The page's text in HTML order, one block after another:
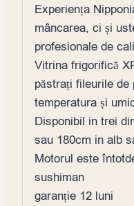
Experiența
mâncarea, ci și
profesionale de
Vitrina frigorifică
păstrați fileurile
temperatura și
Disponibil in trei
sau 180cm in alb
Motorul este
sushiman
garanție 12 luni